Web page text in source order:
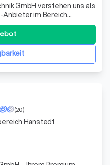
GmbH verstehen uns als
Anbieter im Bereich
lassen wir
uns um die regelmäßige
Sie sich stets auf eine
(20)
Hanstedt